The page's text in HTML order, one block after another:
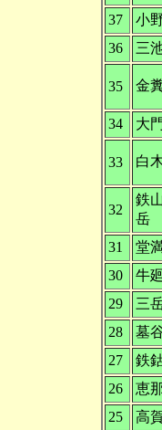
37
小
36
三
35 金
34
大
33 白
32
鉄
岳
31 堂
30
牛
29
三
28
墓
27
鉄
26
恵
25
高